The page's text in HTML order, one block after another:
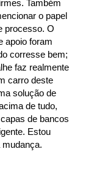
Também
o papel
processo. O
apoio foram
corresse bem;
faz realmente
carro deste
solução de
de tudo,
de bancos
Estou